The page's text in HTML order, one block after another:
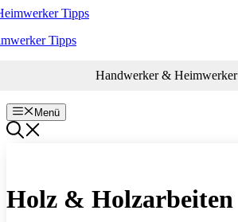
Zum
springenTipps
Handwerker & Heimwerker
Menü
Holz & Holzarbeiten